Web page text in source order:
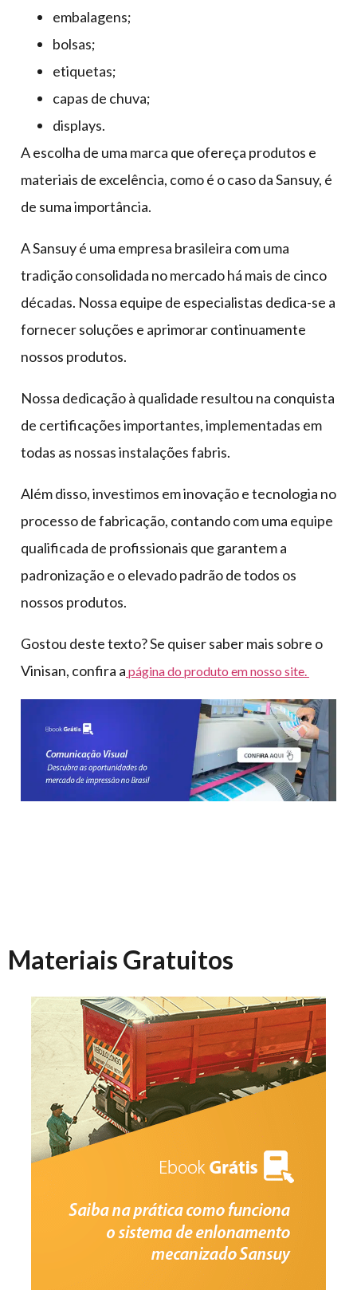
embalagens;
bolsas;
etiquetas;
capas de chuva;
displays.
A escolha de uma marca que ofereça produtos e
materiais de excelência, como é o caso da Sansuy, é
de suma importância.
A Sansuy é uma empresa brasileira com uma
tradição consolidada no mercado há mais de cinco
décadas. Nossa equipe de especialistas dedica-se a
fornecer soluções e aprimorar continuamente
nossos produtos.
Nossa dedicação à qualidade resultou na conquista
de certificações importantes, implementadas em
todas as nossas instalações fabris.
Além disso, investimos em inovação e tecnologia no
processo de fabricação, contando com uma equipe
qualificada de profissionais que garantem a
padronização e o elevado padrão de todos os
nossos produtos.
Gostou deste texto? Se quiser saber mais sobre o
Vinisan, confira a página do produto em nosso site.
Materiais Gratuitos